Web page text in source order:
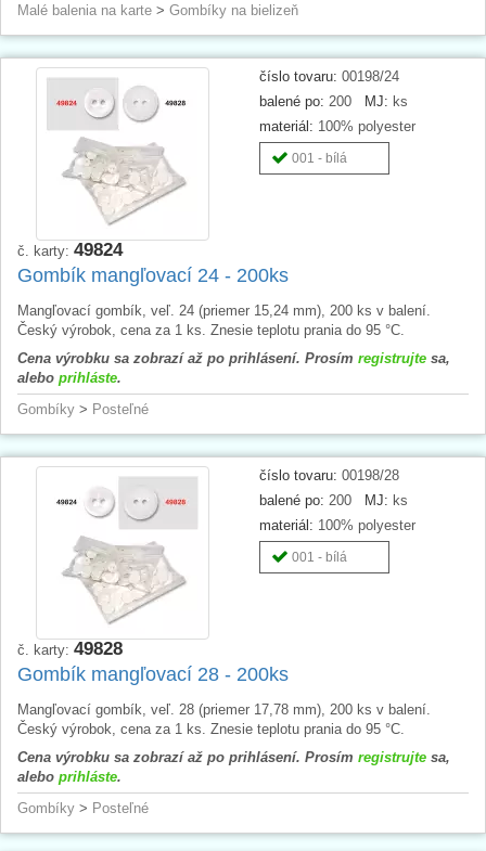
Malé balenia na karte > Gombíky na bielizeň
číslo tovaru: 00198/24
balené po: 200 MJ: ks
materiál: 100% polyester
001 - bílá
č. karty: 49824
Gombík mangľovací 24 - 200ks
Mangľovací gombík, veľ. 24 (priemer 15,24 mm), 200 ks v balení.
Český výrobok, cena za 1 ks. Znesie teplotu prania do 95 °C.
Cena výrobku sa zobrazí až po prihlásení. Prosím registrujte sa,
alebo prihláste.
Gombíky > Posteľné
číslo tovaru: 00198/28
balené po: 200 MJ: ks
materiál: 100% polyester
001 - bílá
č. karty: 49828
Gombík mangľovací 28 - 200ks
Mangľovací gombík, veľ. 28 (priemer 17,78 mm), 200 ks v balení.
Český výrobok, cena za 1 ks. Znesie teplotu prania do 95 °C.
Cena výrobku sa zobrazí až po prihlásení. Prosím registrujte sa,
alebo prihláste.
Gombíky > Posteľné